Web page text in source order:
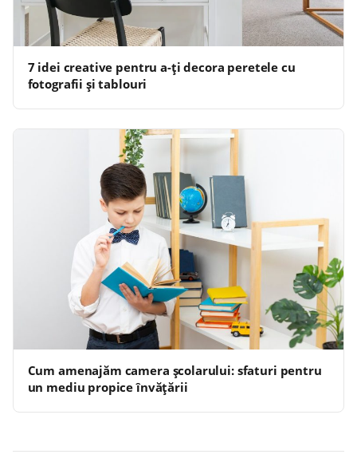
7 idei creative pentru a-ți decora peretele cu
fotografii și tablouri
Cum amenajăm camera școlarului: sfaturi pentru
un mediu propice învățării